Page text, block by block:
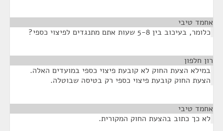
אחמד טיבי
כלומר, בעיכוב בין 5-8 שעות אתם מתנגדים לפיצוי כספי?
רון חלפון
במילא הצעת החוק לא קובעת פיצוי כספי במועדים האלה.
הצעת החוק קובעת פיצוי כספי רק בטיסה שבוטלה.
אחמד טיבי
לא כך כתוב בהצעת החוק המקורית.